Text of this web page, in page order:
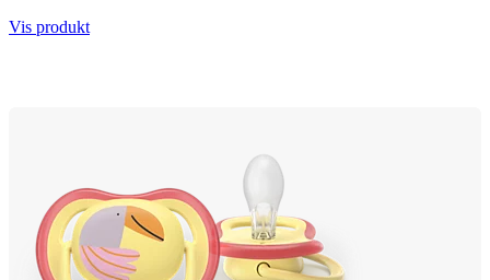
Vis produkt